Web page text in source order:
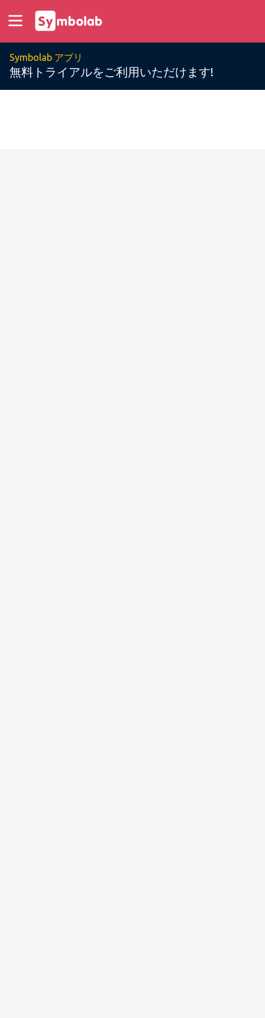
Symbolab アプリ
無料トライアルをご利用いただけます!